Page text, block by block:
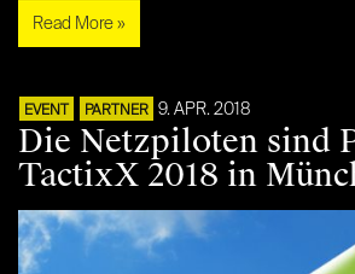
Read More »
EVENT PARTNER 9. APR. 2018
Die Netzpiloten sind
TactixX 2018 in